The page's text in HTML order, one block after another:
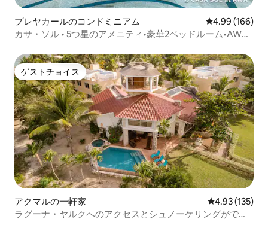
プレヤカールのコンドミニアム レビュー166
4.99 (166)
カサ・ソル • 5つ星のアメニティ•豪華2ベッドルーム•AWA
ゲストチョイス
ゲストチョイス
アクマルの一軒家 レビュー135
4.93 (135)
ラグーナ・ヤルクへのアクセスとシュノーケリングができ